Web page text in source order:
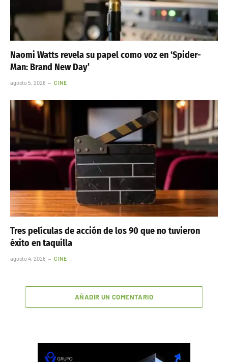
Naomi Watts revela su papel como voz en ‘Spider-
Man: Brand New Day’
agosto 5, 2026 CINE
Tres películas de acción de los 90 que no tuvieron
éxito en taquilla
agosto 4, 2026 CINE
AÑADIR UN COMENTARIO